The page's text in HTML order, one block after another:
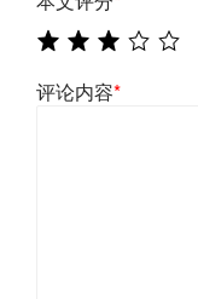
评论内容*